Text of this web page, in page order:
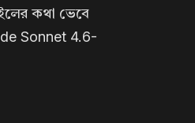
কথা ভেবে
Sonnet 4.6-